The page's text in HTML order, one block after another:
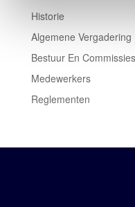
Historie
Algemene Vergadering
Bestuur En Commissies
Medewerkers
Reglementen